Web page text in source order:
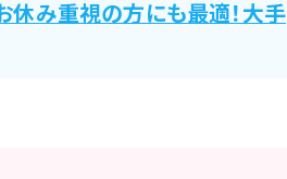
み重視の方にも最適！大手